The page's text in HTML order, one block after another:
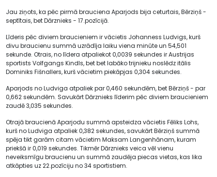
Jau ziņots, ka pēc pirmā brauciena Aparjods bija ceturtais, Bērziņš -
septītais, bet Dārznieks - 17.pozīcijā.
Līderis pēc diviem braucieniem ir vācietis Johanness Ludvigs, kurš
divu braucienu summā uzrādīja laiku viena minūte un 54,501
sekunde. Otrais, no līdera atpaliekot 0,0039 sekundes ir Austrijas
sportists Volfgangs Kindls, bet bet labāko trijnieku noslēdz itālis
Dominiks Fišnallers, kurš vācietim piekāpjas 0,304 sekundes.
Aparjods no Ludviga atpaliek par 0,460 sekundēm, bet Bērziņš - par
0,662 sekundēm. Savukārt Dārznieks līderim pēc diviem braucieniem
zaudē 3,035 sekundes.
Otrajā braucienā Aparjodu summā apsteidza vācietis Fēliks Lohs,
kurš no Ludviga atpaliek 0,382 sekundes, savukārt Bērziņš summā
spēja tikt garām citam vācietim Maksam Langenhānam, kuram
priekšā ir 0,019 sekundes. Tikmēr Dārznieks veica vēl vienu
neveiksmīgu braucienu un summā zaudēja piecas vietas, kas lika
atkāpties uz 22.pozīciju no 34 sportistiem.